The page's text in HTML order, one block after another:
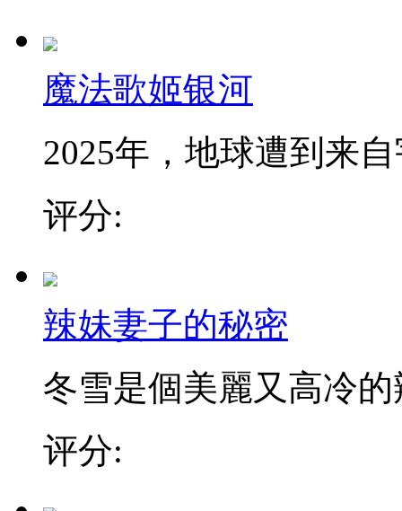
魔法歌姬银河
2025年，地球遭到来
评分:
辣妹妻子的秘密
冬雪是個美麗又高冷的
评分: